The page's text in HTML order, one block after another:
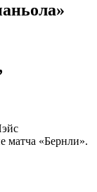
матча «Бернли».